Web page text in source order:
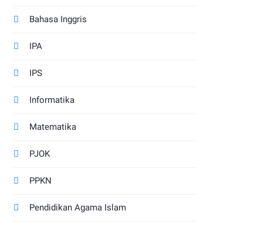
Bahasa Inggris
IPA
IPS
Informatika
Matematika
PJOK
PPKN
Pendidikan Agama Islam